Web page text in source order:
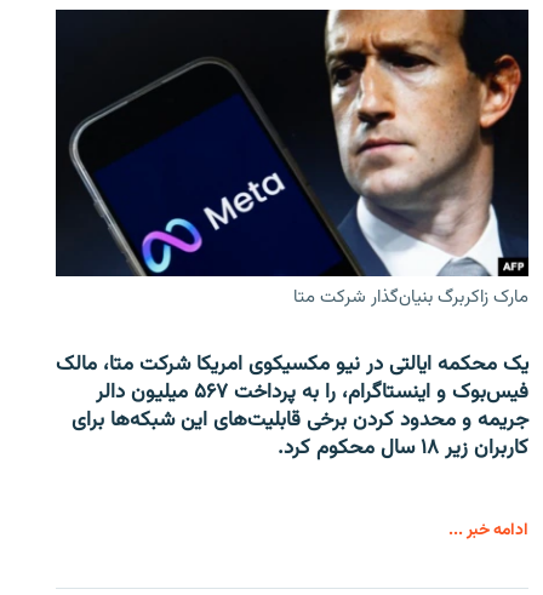
مارک زاکربرگ بنیان‌گذار شرکت متا
یک محکمه ایالتی در نیو مکسیکوی امریکا شرکت متا، مالک
فیس‌بوک و اینستاگرام، را به پرداخت ۵۶۷ میلیون دالر
جریمه و محدود کردن برخی قابلیت‌های این شبکه‌ها برای
کاربران زیر ۱۸ سال محکوم کرد.
ادامه خبر ...